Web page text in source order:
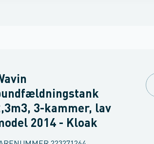
3-kammer, lav
2014 - Kloak